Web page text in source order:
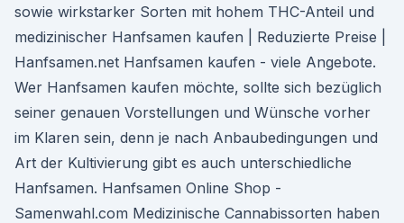
sowie wirkstarker Sorten mit hohem THC-Anteil und
medizinischer Hanfsamen kaufen | Reduzierte Preise |
Hanfsamen.net Hanfsamen kaufen - viele Angebote.
Wer Hanfsamen kaufen möchte, sollte sich bezüglich
seiner genauen Vorstellungen und Wünsche vorher
im Klaren sein, denn je nach Anbaubedingungen und
Art der Kultivierung gibt es auch unterschiedliche
Hanfsamen. Hanfsamen Online Shop -
Samenwahl.com Medizinische Cannabissorten haben